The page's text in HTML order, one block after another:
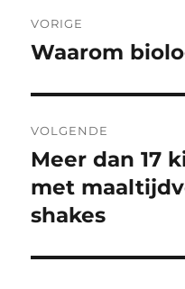
navigatie
VORIGE
Vorig
Waarom
VOLGENDE
Volgend
bericht:
Meer dan 17
met
shakes